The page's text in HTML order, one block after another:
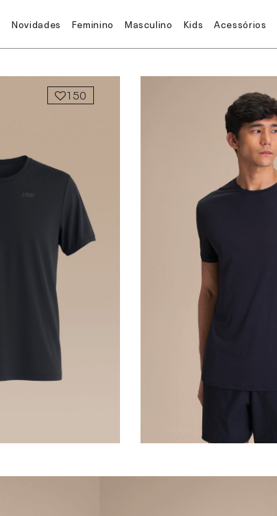
Novidades Feminino Masculino Kids Acessórios
150